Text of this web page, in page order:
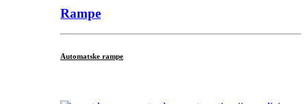
Rampe
Automatske rampe